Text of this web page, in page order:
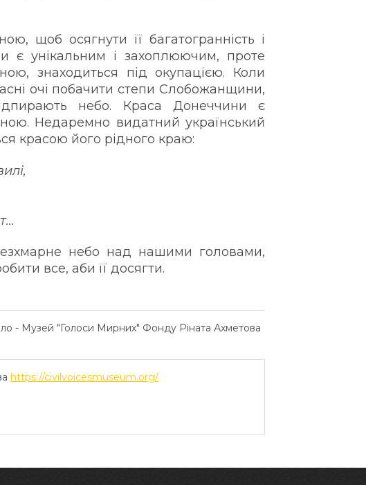
щоб осягнути її багатогранність і
є унікальним і захоплюючим, проте
знаходиться під окупацією. Коли
очі побачити степи Слобожанщини,
небо. Краса Донеччини є
Недаремно видатний український
красою його рідного краю:
небо над нашими головами,
все, аби її досягти.
- Музей "Голоси Мирних" Фонду Ріната Ахметова
https://civilvoicesmuseum.org/